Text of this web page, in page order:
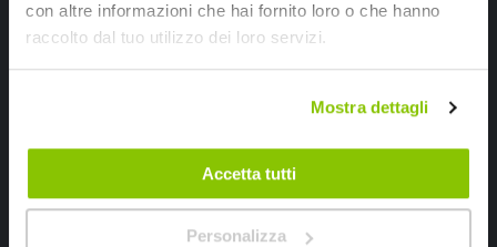
con altre informazioni che hai fornito loro o che hanno
raccolto dal tuo utilizzo dei loro servizi.
Mostra dettagli
Accetta tutti
Personalizza
SpeedUp.it
Speedup.it by Trio Group